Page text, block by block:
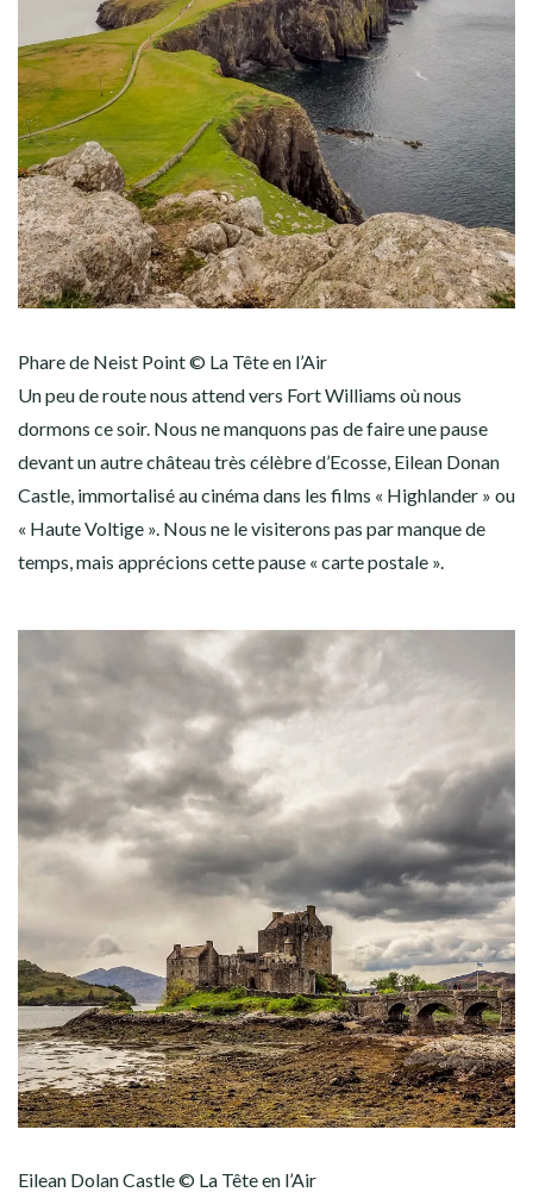
Phare de Neist Point © La Tête en l’Air
Un peu de route nous attend vers Fort Williams où nous
dormons ce soir. Nous ne manquons pas de faire une pause
devant un autre château très célèbre d’Ecosse, Eilean Donan
Castle, immortalisé au cinéma dans les films « Highlander » ou
« Haute Voltige ». Nous ne le visiterons pas par manque de
temps, mais apprécions cette pause « carte postale ».
Eilean Dolan Castle © La Tête en l’Air